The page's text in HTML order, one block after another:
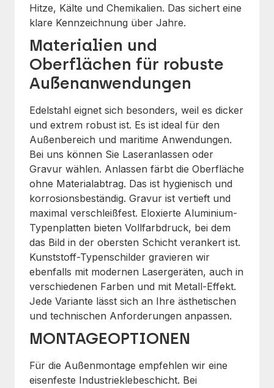
Hitze, Kälte und Chemikalien. Das sichert eine
klare Kennzeichnung über Jahre.
Materialien und
Oberflächen für robuste
Außenanwendungen
Edelstahl eignet sich besonders, weil es dicker
und extrem robust ist. Es ist ideal für den
Außenbereich und maritime Anwendungen.
Bei uns können Sie Laseranlassen oder
Gravur wählen. Anlassen färbt die Oberfläche
ohne Materialabtrag. Das ist hygienisch und
korrosionsbeständig. Gravur ist vertieft und
maximal verschleißfest. Eloxierte Aluminium-
Typenplatten bieten Vollfarbdruck, bei dem
das Bild in der obersten Schicht verankert ist.
Kunststoff-Typenschilder gravieren wir
ebenfalls mit modernen Lasergeräten, auch in
verschiedenen Farben und mit Metall-Effekt.
Jede Variante lässt sich an Ihre ästhetischen
und technischen Anforderungen anpassen.
MONTAGEOPTIONEN
Für die Außenmontage empfehlen wir eine
eisenfeste Industrieklebeschicht. Bei